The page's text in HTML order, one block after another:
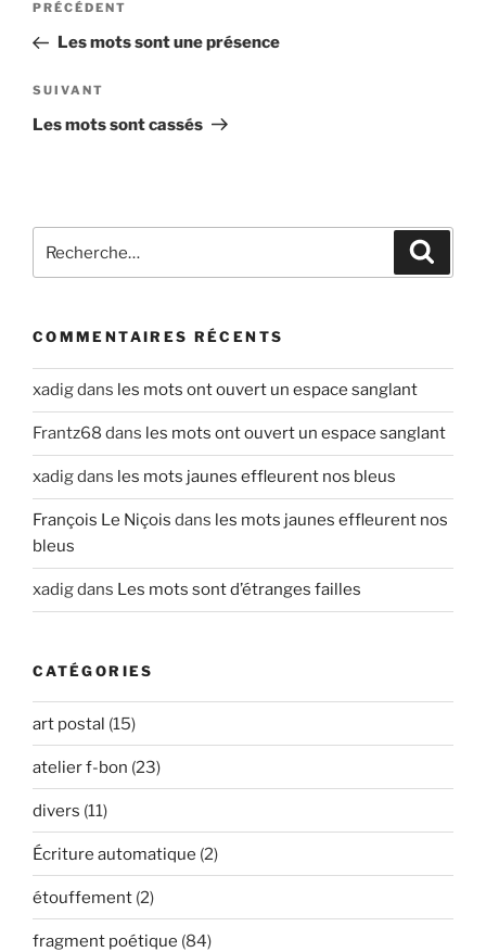
l’article
Article
précédent
PRÉCÉDENT
Les mots sont une présence
Article
suivant
SUIVANT
Les mots sont cassés
pour
COMMENTAIRES RÉCENTS
xadigdans les mots ont ouvert un espace sanglant
Frantz68 dans les mots ont ouvert un espace sanglant
xadigdans les mots jaunes effleurent nos bleus
François Le Niçois dans les mots jaunes effleurent nos
bleus
xadigdans Les mots sont d’étranges failles
CATÉGORIES
art postal (15)
atelier f-bon (23)
divers (11)
Écriture automatique (2)
étouffement (2)
fragment poétique (84)